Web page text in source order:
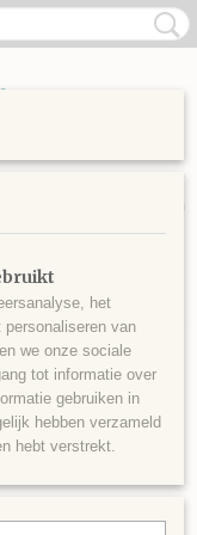
UW WINKELWAGEN
rond
722
het
van
we onze sociale
tot informatie over
gebruiken in
hebben verzameld
hebt verstrekt.